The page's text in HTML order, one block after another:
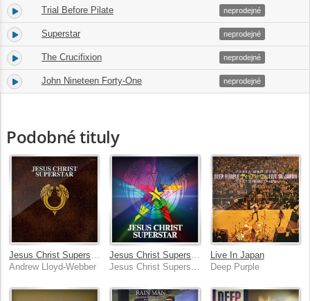
8. Trial Before Pilate 05:13
neprodejné
9. Superstar 04:16
neprodejné
10. The Crucifixion 04:07
neprodejné
11. John Nineteen Forty-One 02:08
neprodejné
Podobné tituly
Andrew Lloyd-Webber
Live In Japan
Deep Purple